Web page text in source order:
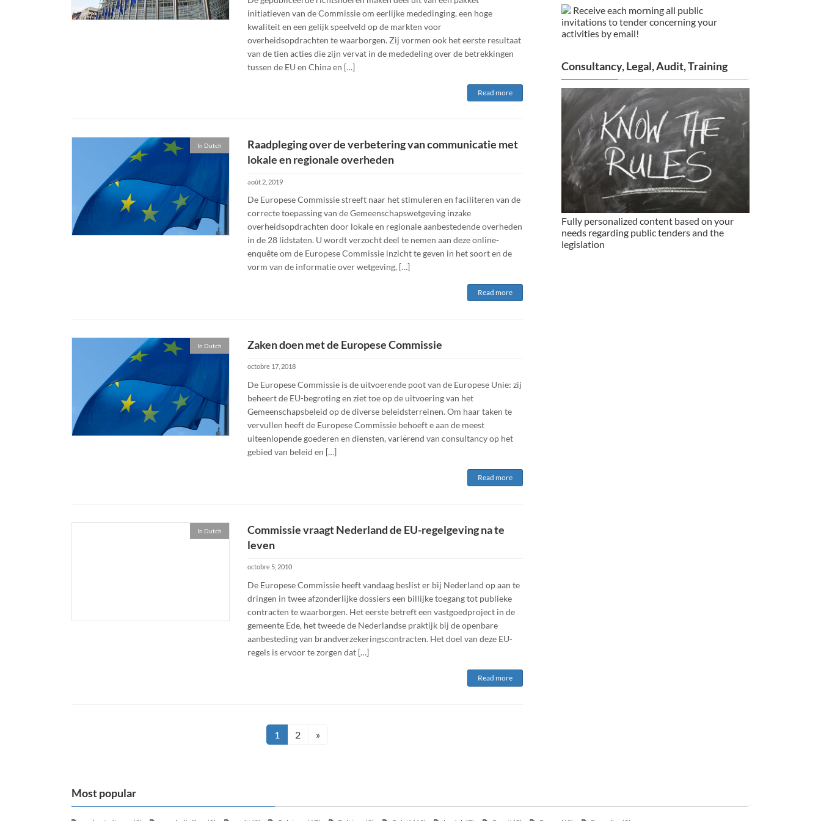
initiatieven van de Commissie om eerlijke mededinging, een hoge
kwaliteit en een gelijk speelveld op de markten voor
overheidsopdrachten te waarborgen. Zij vormen ook het eerste resultaat
van de tien acties die zijn vervat in de mededeling over de betrekkingen
tussen de EU en China en […]
Read more
In Dutch
Raadpleging over de verbetering van communicatie met
lokale en regionale overheden
août 2, 2019
De Europese Commissie streeft naar het stimuleren en faciliteren van de
correcte toepassing van de Gemeenschapswetgeving inzake
overheidsopdrachten door lokale en regionale aanbestedende overheden
in de 28 lidstaten. U wordt verzocht deel te nemen aan deze online-
enquête om de Europese Commissie inzicht te geven in het soort en de
vorm van de informatie over wetgeving, […]
Read more
In Dutch Zaken doen met de Europese Commissie
octobre 17, 2018
De Europese Commissie is de uitvoerende poot van de Europese Unie: zij
beheert de EU-begroting en ziet toe op de uitvoering van het
Gemeenschapsbeleid op de diverse beleidsterreinen. Om haar taken te
vervullen heeft de Europese Commissie behoeft e aan de meest
uiteenlopende goederen en diensten, variërend van consultancy op het
gebied van beleid en […]
Read more
In Dutch
Commissie vraagt Nederland de EU-regelgeving na te
leven
octobre 5, 2010
De Europese Commissie heeft vandaag beslist er bij Nederland op aan te
dringen in twee afzonderlijke dossiers een billijke toegang tot publieke
contracten te waarborgen. Het eerste betreft een vastgoedproject in de
gemeente Ede, het tweede de Nederlandse praktijk bij de openbare
aanbesteding van brandverzekeringscontracten. Het doel van deze EU-
regels is ervoor te zorgen dat […]
Read more
Page
1 Page
2 »
Receive each morning all public
invitations to tender concerning your
activities by email!
Consultancy, Legal, Audit, Training
Fully personalized content based on your
needs regarding public tenders and the
legislation
Most popular